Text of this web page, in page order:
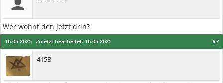
Wer wohnt den jetzt drin?
#7
16.05.2025 Zuletzt bearbeitet: 16.05.2025
415B